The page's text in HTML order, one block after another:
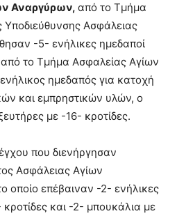
Αναργύρων, από το Τμήμα
Υποδιεύθυνσης Ασφάλειας
-5- ενήλικες ημεδαποί
το Τμήμα Ασφαλείας Αγίων
ημεδαπός για κατοχή
και εμπρηστικών υλών, ο
με -16- κροτίδες.
που διενήργησαν
Ασφάλειας Αγίων
οποίο επέβαιναν -2- ενήλικες
και -2- μπουκάλια με